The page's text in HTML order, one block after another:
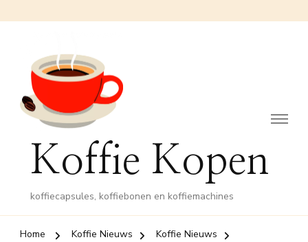
Koffie Kopen
koffiecapsules, koffiebonen en koffiemachines
Home Koffie Nieuws
Koffie Nieuws